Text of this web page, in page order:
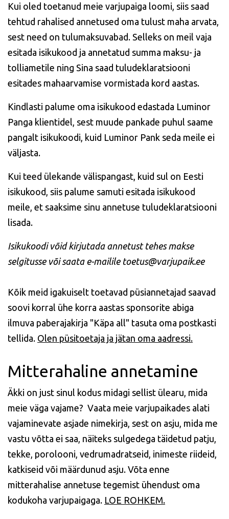
Kui oled toetanud meie varjupaiga loomi, siis saad
tehtud rahalised annetused oma tulust maha arvata,
sest need on tulumaksuvabad. Selleks on meil vaja
esitada isikukood ja annetatud summa maksu- ja
tolliametile ning Sina saad tuludeklaratsiooni
esitades mahaarvamise vormistada kord aastas.
Kindlasti palume oma isikukood edastada Luminor
Panga klientidel, sest muude pankade puhul saame
pangalt isikukoodi, kuid Luminor Pank seda meile ei
väljasta.
Kui teed ülekande välispangast, kuid sul on Eesti
isikukood, siis palume samuti esitada isikukood
meile, et saaksime sinu annetuse tuludeklaratsiooni
lisada.
Isikukoodi võid kirjutada annetust tehes makse
selgitusse või saata e-mailile toetus@varjupaik.ee
Kõik meid igakuiselt toetavad püsiannetajad saavad
soovi korral ühe korra aastas sponsorite abiga
ilmuva paberajakirja "Käpa all" tasuta oma postkasti
tellida. Olen püsitoetaja ja jätan oma aadressi.
Mitterahaline annetamine
Äkki on just sinul kodus midagi sellist ülearu, mida
meie väga vajame? Vaata meie varjupaikades alati
vajaminevate asjade nimekirja, sest on asju, mida me
vastu võtta ei saa, näiteks sulgedega täidetud patju,
tekke, porolooni, vedrumadratseid, inimeste riideid,
katkiseid või määrdunud asju. Võta enne
mitterahalise annetuse tegemist ühendust oma
kodukoha varjupaigaga. LOE ROHKEM.